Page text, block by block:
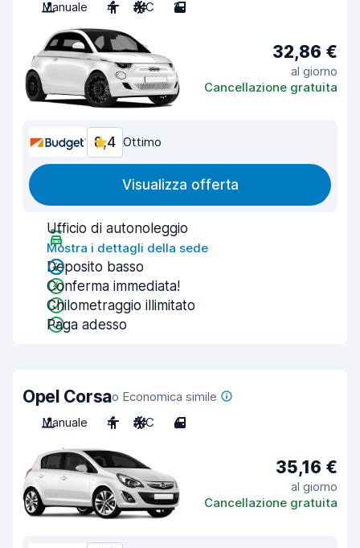
Manuale 4 A/C 2
32,86 €
al giorno
Cancellazione gratuita
8,4 Ottimo
Visualizza offerta
Ufficio di autonoleggio
Mostra i dettagli della sede
Deposito basso
Conferma immediata!
Chilometraggio illimitato
Paga adesso
Opel Corsao Economica simile
Manuale
4 A/C 4
35,16 €
al giorno
Cancellazione gratuita